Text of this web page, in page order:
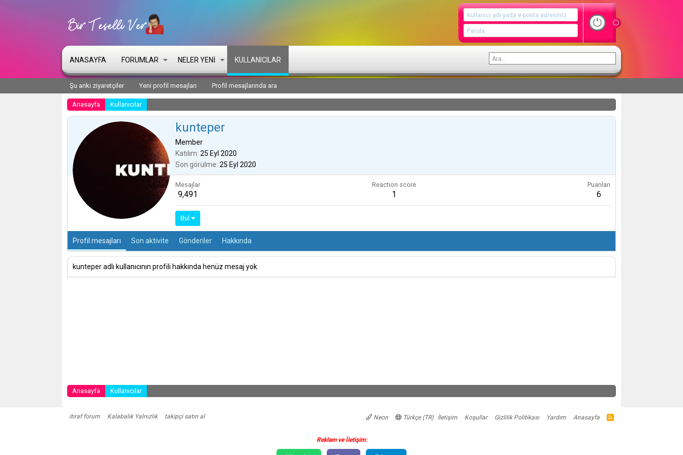
ANASAYFA FORUMLAR NELER YENI KULLANICILAR
Şu anki ziyaretçiler Yeni profil mesajları Profil mesajlarında ara
Anasayfa Kullanıcılar
kunteper
Member
Katılım 25 Eyl 2020
Son görülme 25 Eyl 2020
Mesajlar
9,491
Reaction score
1
Puanları
6
Bul
Profil mesajları Son aktivite Gönderiler Hakkında
kunteper adlı kullanıcının profili hakkında henüz mesaj yok.
Anasayfa Kullanıcılar
Neon Türkçe (TR) İletişim Koşullar Gizlilik Politikası Yardım Anasayfa
R
itiraf forum Kalabalık Yalnızlık takipçi satın al
Reklam ve İletişim: